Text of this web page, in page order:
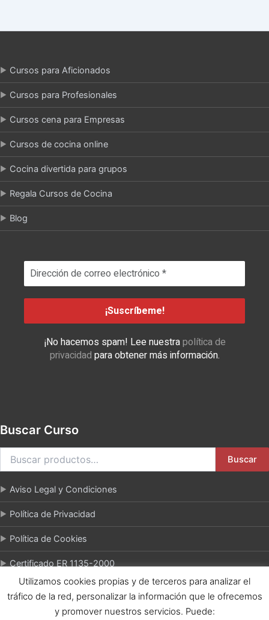
Cursos para Aficionados
Cursos para Profesionales
Cursos cena para Empresas
Cursos de cocina online
Cocina divertida para grupos
Regala Cursos de Cocina
Blog
¡No hacemos spam! Lee nuestrapolítica de
privacidad para obtener más información.
Buscar Curso
Buscar
Aviso Legal y Condiciones
Política de Privacidad
Política de Cookies
Certificado ER 1135-2000
Utilizamos cookies propias y de terceros para analizar el
tráfico de la red, personalizar la información que le ofrecemos
y promover nuestros servicios. Puede: